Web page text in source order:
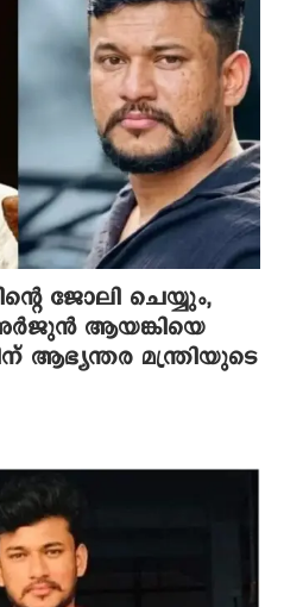
ജോലി ചെയ്യും,
ആയങ്കിയെ
ആഭ്യന്തര മന്ത്രിയുടെ